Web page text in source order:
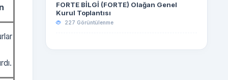
FORTE BİLGİ (FORTE) Olağan Genel
Kurul Toplantısı
227 Görüntülenme